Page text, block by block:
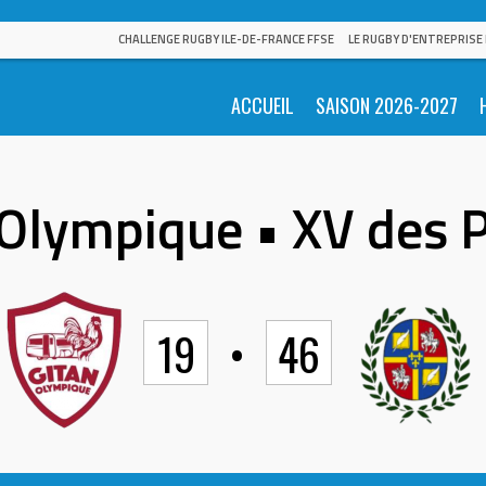
CHALLENGE RUGBY ILE-DE-FRANCE FFSE LE RUGBY
ACCUEIL SAISON 2026-2027
• XV des
19 • 46